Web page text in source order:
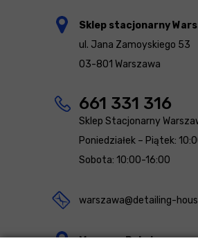
Sklep stacjonarny
ul. Jana Zamoyskiego 53
03-801 Warszawa
661 331 316
Sklep Stacjonarny
Poniedziałek – Piątek:
Sobota: 10:00-16:00
warszawa@detailing-
Magazyn Rekcin